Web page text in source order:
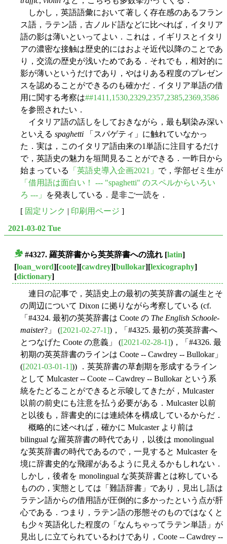
しかし，英語語彙において著しく存在感のあるフラン
ス語，ラテン語，古ノルド語などに比べれば，イタリア
語の影は薄いといってよい．これは，イギリスとイタリ
アの濃密な接触は歴史的にはおよそ近代以降のことであ
り，交流の歴史が浅いためである．それでも，相対的に
影が薄いというだけであり，やはりある程度のプレゼン
スを認めることができるのも確かだ．イタリア単語の借
用に関する考察は##1411,1530,2329,2357,2385,2369,3586
を参照されたい．
イタリア語の話しをしておきながら，最も馴染み深い
といえる spaghetti 「スパゲティ」に触れていなかっ
た．実は，このイタリア語由来の1単語に注目するだけ
で，英語史の魅力を垣間見ることができる．一昨日から
始まっている
「英語史導入企画2021」 で，学部ゼミ生が
「借用語は面白い！ --- "spaghetti" のスペルからいろい
ろ ---」
を発表している．是非ご一読を．
[ 固定リンク | 印刷用ページ ]
2021-03-02 Tue
#4327. 羅英辞書から英英辞書への流れ [latin]
[loan_word][coote][cawdrey][bullokar][lexicography]
[dictionary]
連日の記事で，英語史上の最初の英英辞書の誕生とそ
の周辺について Dixon に拠りながら考察している (cf.
「#4324. 最初の英英辞書は Coote の The English Schoole-
maister?」 ([2021-02-27-1])，「#4325. 最初の英英辞書へ
とつなげた Coote の意義」 ([2021-02-28-1])，「#4326. 最
初期の英英辞書のラインは Coote -- Cawdrey -- Bullokar」
([2021-03-01-1])) ．英英辞書の草創期を形成するライン
として Mulcaster -- Coote -- Cawdrey -- Bullokar という系
統をたどることができると示唆してきたが，Mulcaster
以前の前史にも注意を払う必要がある．Mulcaster 以前
と以後も，辞書史的には連続体を構成しているからだ．
概略的に述べれば，確かに Mulcaster より前は
bilingual な羅英辞書の時代であり，以後は monolingual
な英英辞書の時代であるので，一見すると Mulcaster を
境に辞書史的な飛躍があるように見えるかもしれない．
しかし，後者を monolingual な英英辞書とは称している
ものの，実態としては「難語辞書」であり，見出し語は
ラテン語からの借用語が圧倒的に多かったという点が肝
心である．つまり，ラテン語の形態そのものではなくと
も少々英語化した程度の「なんちゃってラテン単語」が
見出しに立てられているわけであり，Coote -- Cawdrey --